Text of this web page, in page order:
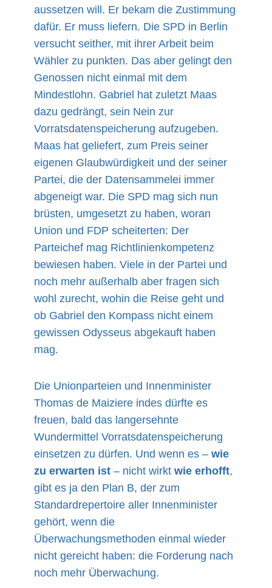
aussetzen will. Er bekam die Zustimmung
dafür. Er muss liefern. Die SPD in Berlin
versucht seither, mit ihrer Arbeit beim
Wähler zu punkten. Das aber gelingt den
Genossen nicht einmal mit dem
Mindestlohn. Gabriel hat zuletzt Maas
dazu gedrängt, sein Nein zur
Vorratsdatenspeicherung aufzugeben.
Maas hat geliefert, zum Preis seiner
eigenen Glaubwürdigkeit und der seiner
Partei, die der Datensammelei immer
abgeneigt war. Die SPD mag sich nun
brüsten, umgesetzt zu haben, woran
Union und FDP scheiterten: Der
Parteichef mag Richtlinienkompetenz
bewiesen haben. Viele in der Partei und
noch mehr außerhalb aber fragen sich
wohl zurecht, wohin die Reise geht und
ob Gabriel den Kompass nicht einem
gewissen Odysseus abgekauft haben
mag.
Die Unionparteien und Innenminister
Thomas de Maiziere indes dürfte es
freuen, bald das langersehnte
Wundermittel Vorratsdatenspeicherung
einsetzen zu dürfen. Und wenn es – wie
zu erwarten ist – nicht wirkt wie erhofft,
gibt es ja den Plan B, der zum
Standardrepertoire aller Innenminister
gehört, wenn die
Überwachungsmethoden einmal wieder
nicht gereicht haben: die Forderung nach
noch mehr Überwachung.